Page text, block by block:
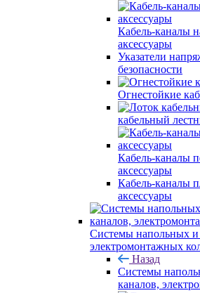
Кабель-каналы
аксессуары
Указатели
безопасности
Огнестойкие
кабельный
Кабель-каналы
аксессуары
Кабель-каналы
аксессуары
Системы напольных
электромонтажных
Назад
Системы
каналов,